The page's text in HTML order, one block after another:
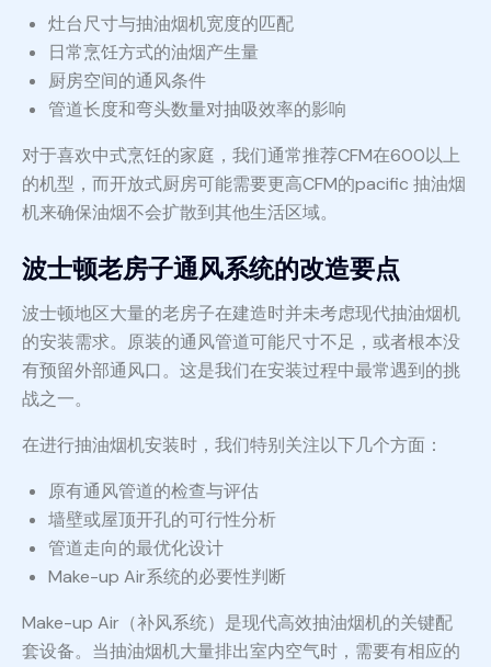
灶台尺寸与抽油烟机宽度的匹配
日常烹饪方式的油烟产生量
厨房空间的通风条件
管道长度和弯头数量对抽吸效率的影响
对于喜欢中式烹饪的家庭，我们通常推荐CFM在600以上
的机型，而开放式厨房可能需要更高CFM的pacific 抽油烟
机来确保油烟不会扩散到其他生活区域。
波士顿老房子通风系统的改造要点
波士顿地区大量的老房子在建造时并未考虑现代抽油烟机
的安装需求。原装的通风管道可能尺寸不足，或者根本没
有预留外部通风口。这是我们在安装过程中最常遇到的挑
战之一。
在进行抽油烟机安装时，我们特别关注以下几个方面：
原有通风管道的检查与评估
墙壁或屋顶开孔的可行性分析
管道走向的最优化设计
Make-up Air系统的必要性判断
Make-up Air（补风系统）是现代高效抽油烟机的关键配
套设备。当抽油烟机大量排出室内空气时，需要有相应的